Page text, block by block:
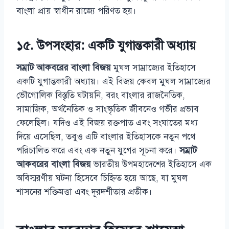
বাংলা প্রায় স্বাধীন রাজ্যে পরিণত হয়।
১৫. উপসংহার: একটি যুগান্তকারী অধ্যায়
সম্রাট আকবরের বাংলা বিজয়মুঘল সাম্রাজ্যের ইতিহাসে
একটি যুগান্তকারী অধ্যায়। এই বিজয় কেবল মুঘল সাম্রাজ্যের
ভৌগোলিক বিস্তৃতি ঘটায়নি, বরং বাংলার রাজনৈতিক,
সামাজিক, অর্থনৈতিক ও সাংস্কৃতিক জীবনেও গভীর প্রভাব
ফেলেছিল। যদিও এই বিজয় রক্তপাত এবং সংঘাতের মধ্য
দিয়ে এসেছিল, তবুও এটি বাংলার ইতিহাসকে নতুন পথে
পরিচালিত করে এবং এক নতুন যুগের সূচনা করে।সম্রাট
আকবরের বাংলা বিজয়ভারতীয় উপমহাদেশের ইতিহাসে এক
অবিস্মরণীয় ঘটনা হিসেবে চিহ্নিত হয়ে আছে, যা মুঘল
শাসনের শক্তিমত্তা এবং দূরদর্শীতার প্রতীক।